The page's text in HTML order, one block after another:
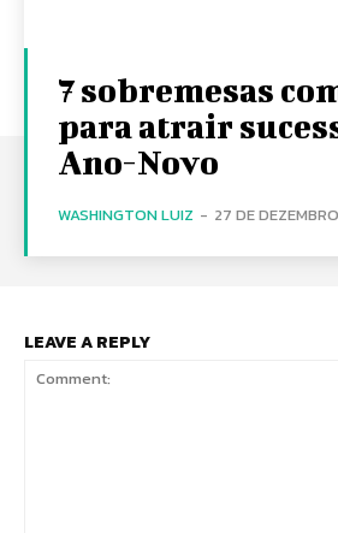
7 sobremesas
para atrair
Ano-Novo
WASHINGTON LUIZ - 27 DE
LEAVE A REPLY